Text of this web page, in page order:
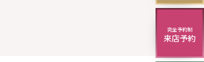
演奏会・発表会・舞台用
華やかロングドレス・
完全予約制
来店予約